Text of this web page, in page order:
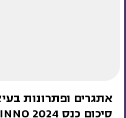
אתגרים ופתרונות
סיכום כנס INNO 2024